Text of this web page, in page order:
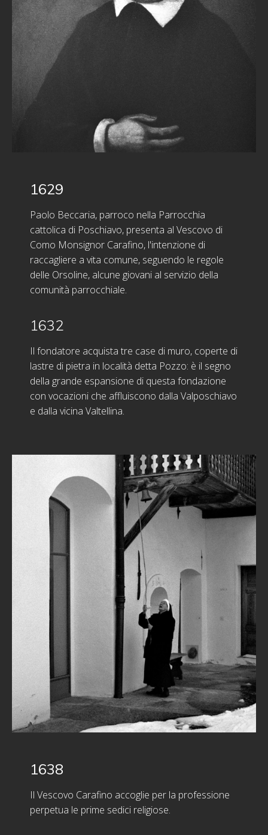
1629
Paolo Beccaria, parroco nella Parrocchia
cattolica di Poschiavo, presenta al Vescovo di
Como Monsignor Carafino, l'intenzione di
raccagliere a vita comune, seguendo le regole
delle Orsoline, alcune giovani al servizio della
comunità parrocchiale.
1632
Il fondatore acquista tre case di muro, coperte di
lastre di pietra in località detta Pozzo: è il segno
della grande espansione di questa fondazione
con vocazioni che affluiscono dalla Valposchiavo
e dalla vicina Valtellina.
1638
Il Vescovo Carafino accoglie per la professione
perpetua le prime sedici religiose.